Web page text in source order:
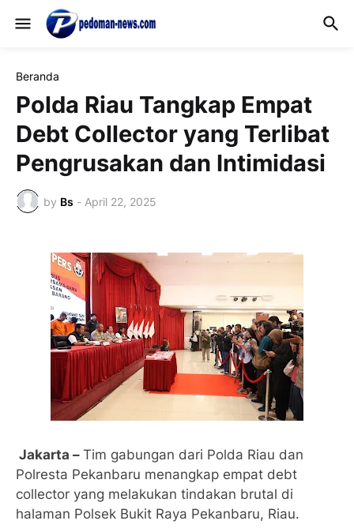
Beranda
Polda Riau Tangkap Empat
Debt Collector yang Terlibat
Pengrusakan dan Intimidasi
by Bs - April 22, 2025
Jakarta – Tim gabungan dari Polda Riau dan
Polresta Pekanbaru menangkap empat debt
collector yang melakukan tindakan brutal di
halaman Polsek Bukit Raya Pekanbaru, Riau.